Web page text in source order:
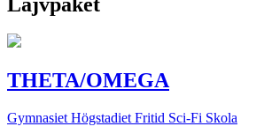
THETA/OMEGA
Gymnasiet Högstadiet Fritid Sci-Fi Skola